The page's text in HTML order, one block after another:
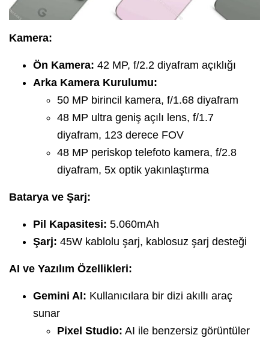
Kamera:
Ön Kamera: 42 MP, f/2.2 diyafram açıklığı
Arka Kamera Kurulumu:
50 MP birincil kamera, f/1.68 diyafram
48 MP ultra geniş açılı lens, f/1.7
diyafram, 123 derece FOV
48 MP periskop telefoto kamera, f/2.8
diyafram, 5x optik yakınlaştırma
Batarya ve Şarj:
Pil Kapasitesi: 5.060mAh
Şarj: 45W kablolu şarj, kablosuz şarj desteği
AI ve Yazılım Özellikleri:
Gemini AI: Kullanıcılara bir dizi akıllı araç
sunar
Pixel Studio: AI ile benzersiz görüntüler